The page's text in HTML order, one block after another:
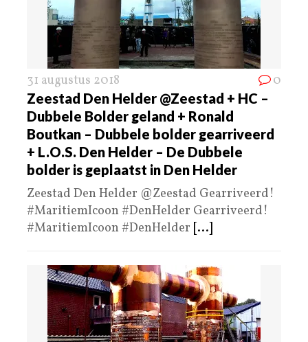
31 augustus 2018 0
Zeestad Den Helder @Zeestad + HC –
Dubbele Bolder geland + Ronald
Boutkan – Dubbele bolder gearriveerd
+ L.O.S. Den Helder – De Dubbele
bolder is geplaatst in Den Helder
Zeestad Den Helder @Zeestad Gearriveerd!
#MaritiemIcoon #DenHelder Gearriveerd!
#MaritiemIcoon #DenHelder [...]